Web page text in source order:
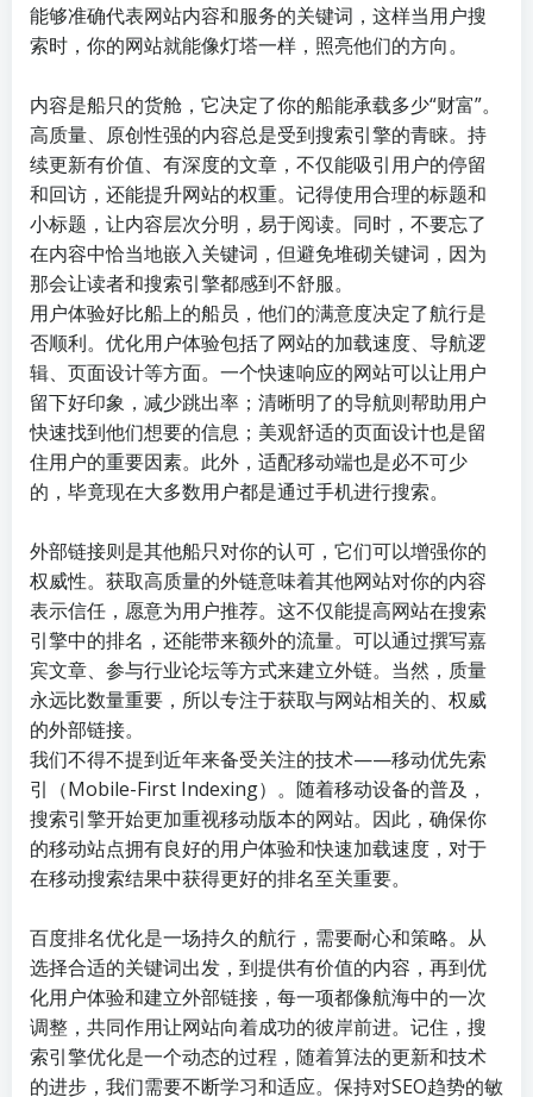
能够准确代表网站内容和服务的关键词，这样当用户搜
索时，你的网站就能像灯塔一样，照亮他们的方向。
内容是船只的货舱，它决定了你的船能承载多少“财富”。
高质量、原创性强的内容总是受到搜索引擎的青睐。持
续更新有价值、有深度的文章，不仅能吸引用户的停留
和回访，还能提升网站的权重。记得使用合理的标题和
小标题，让内容层次分明，易于阅读。同时，不要忘了
在内容中恰当地嵌入关键词，但避免堆砌关键词，因为
那会让读者和搜索引擎都感到不舒服。
用户体验好比船上的船员，他们的满意度决定了航行是
否顺利。优化用户体验包括了网站的加载速度、导航逻
辑、页面设计等方面。一个快速响应的网站可以让用户
留下好印象，减少跳出率；清晰明了的导航则帮助用户
快速找到他们想要的信息；美观舒适的页面设计也是留
住用户的重要因素。此外，适配移动端也是必不可少
的，毕竟现在大多数用户都是通过手机进行搜索。
外部链接则是其他船只对你的认可，它们可以增强你的
权威性。获取高质量的外链意味着其他网站对你的内容
表示信任，愿意为用户推荐。这不仅能提高网站在搜索
引擎中的排名，还能带来额外的流量。可以通过撰写嘉
宾文章、参与行业论坛等方式来建立外链。当然，质量
永远比数量重要，所以专注于获取与网站相关的、权威
的外部链接。
我们不得不提到近年来备受关注的技术——移动优先索
引（Mobile-First Indexing）。随着移动设备的普及，
搜索引擎开始更加重视移动版本的网站。因此，确保你
的移动站点拥有良好的用户体验和快速加载速度，对于
在移动搜索结果中获得更好的排名至关重要。
百度排名优化是一场持久的航行，需要耐心和策略。从
选择合适的关键词出发，到提供有价值的内容，再到优
化用户体验和建立外部链接，每一项都像航海中的一次
调整，共同作用让网站向着成功的彼岸前进。记住，搜
索引擎优化是一个动态的过程，随着算法的更新和技术
的进步，我们需要不断学习和适应。保持对SEO趋势的敏